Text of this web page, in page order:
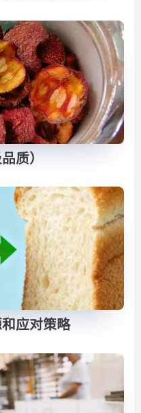
质）
应对策略